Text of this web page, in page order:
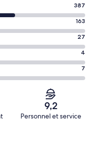
387
163
27
4
7
9,2
Personnel et service